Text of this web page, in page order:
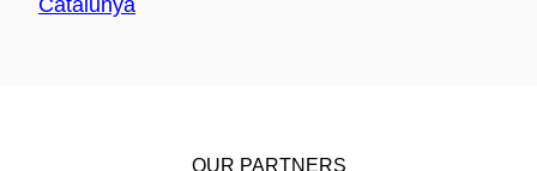
OUR PARTNERS